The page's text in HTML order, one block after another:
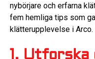
nybörjare och erfarna
fem hemliga tips som
klätterupplevelse i Arco.
1. Utforska